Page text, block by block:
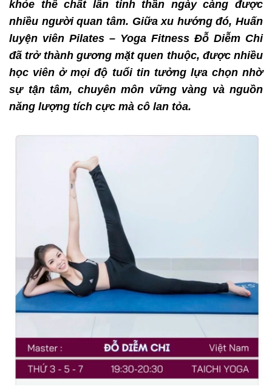
khỏe thể chất lẫn tinh thần ngày càng được
nhiều người quan tâm. Giữa xu hướng đó, Huấn
luyện viên Pilates – Yoga Fitness Đỗ Diễm Chi
đã trở thành gương mặt quen thuộc, được nhiều
học viên ở mọi độ tuổi tin tưởng lựa chọn nhờ
sự tận tâm, chuyên môn vững vàng và nguồn
năng lượng tích cực mà cô lan tỏa.